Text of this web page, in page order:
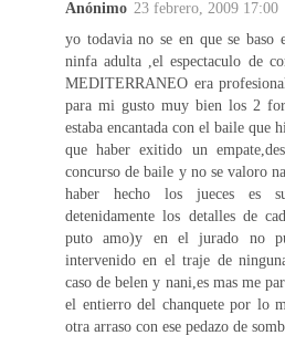
Anónimo 23 febrero, 2009 17:00
yo todavia no se en que se
ninfa adulta ,el espectaculo de
MEDITERRANEO era
para mi gusto muy bien los 2
estaba encantada con el baile que
que haber exitido un
concurso de baile y no se valoro
haber hecho los jueces es
detenidamente los detalles de
puto amo)y en el jurado no
intervenido en el traje de
caso de belen y nani,es mas me
el entierro del chanquete por lo
otra arraso con ese pedazo de